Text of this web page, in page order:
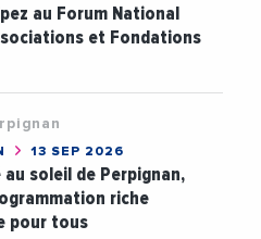
au Forum National
et Fondations
13 SEP 2026
au soleil de Perpignan,
riche
pour tous